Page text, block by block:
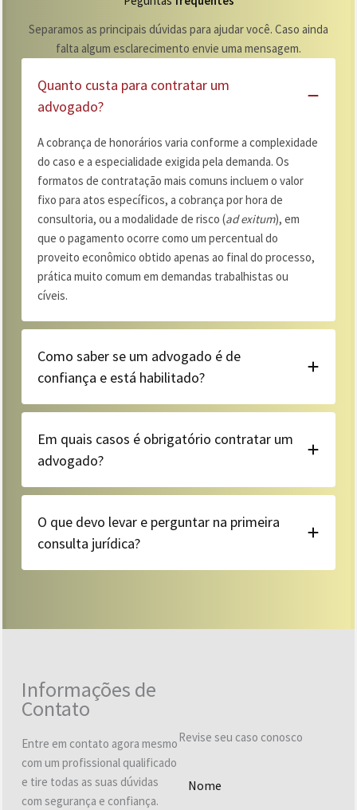
Separamos as principais dúvidas para ajudar você. Caso ainda
falta algum esclarecimento envie uma mensagem.
Quanto custa para contratar um
advogado?
A cobrança de honorários varia conforme a complexidade
do caso e a especialidade exigida pela demanda. Os
formatos de contratação mais comuns incluem o valor
fixo para atos específicos, a cobrança por hora de
consultoria, ou a modalidade de risco (ad exitum), em
que o pagamento ocorre como um percentual do
proveito econômico obtido apenas ao final do processo,
prática muito comum em demandas trabalhistas ou
cíveis.
Como saber se um advogado é de
confiança e está habilitado?
Em quais casos é obrigatório contratar um
advogado?
O que devo levar e perguntar na primeira
consulta jurídica?
Informações de
Contato
Entre em contato agora mesmo
com um profissional qualificado
e tire todas as suas dúvidas
com segurança e confiança.
Revise seu caso conosco